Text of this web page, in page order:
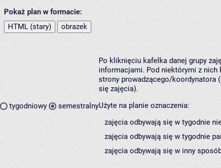
Pokaż plan w formacie:
HTML (stary)
obrazek
tygodniowy semestralny
Po kliknięciu kafelka danej grupy
informacjami. Pod niektórymi z nich
strony prowadzącego/koordynatora
się zajęcia).
Użyte na planie oznaczenia:
zajęcia odbywają się w tygodnie
zajęcia odbywają się w tygodnie
zajęcia odbywają się w inny